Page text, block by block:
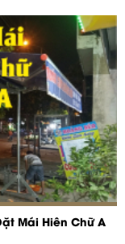
Mái Hiên Chữ A